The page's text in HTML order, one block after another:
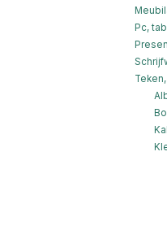
Pc,